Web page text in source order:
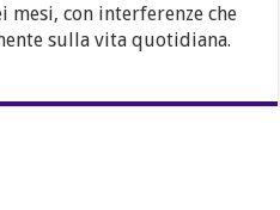
mesi, con interferenze che
sulla vita quotidiana.